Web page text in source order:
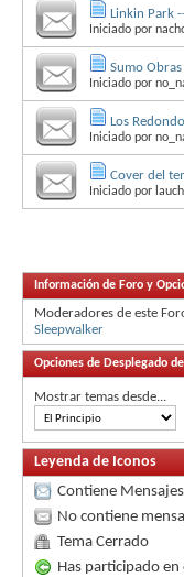
Linkin Park
Iniciado por
Sumo
Iniciado por
Los
Iniciado por
Cover del
Iniciado por
Información de Foro y
Moderadores de este
Sleepwalker
Opciones de Desplegado
Mostrar temas desde...
Leyenda de Iconos
Contiene
No contiene
Tema Cerrado
Has participado